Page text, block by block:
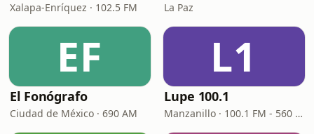
Xalapa-Enríquez · 102.5 FM La Paz
EF
El Fonógrafo
Ciudad de México · 690 AM
L1
Lupe 100.1
Manzanillo · 100.1 FM - 560 AM